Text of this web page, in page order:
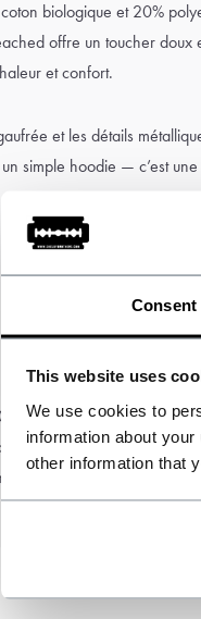
Consent
This website uses
We use cookies to
information about
other information that
biologique et 20%
offre un toucher doux
et confort.
et les détails
un simple hoodie — c’est
20 % polyester recyclé
g/m²
»